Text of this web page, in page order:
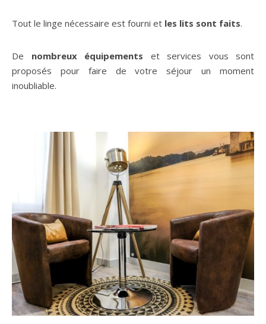
Tout le linge nécessaire est fourni et les lits sont faits.
De nombreux équipements et services vous sont
proposés pour faire de votre séjour un moment
inoubliable.